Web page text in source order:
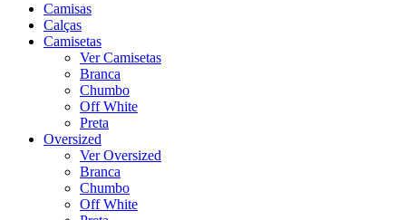
Camisas
Calças
Camisetas
Ver Camisetas
Branca
Chumbo
Off White
Preta
Oversized
Ver Oversized
Branca
Chumbo
Off White